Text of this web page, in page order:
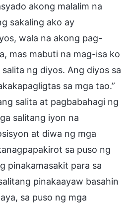
akong malalim na
sakaling ako ay
wala na akong pag-
mas mabuti na mag-isa ko
ng diyos. Ang diyos sa
sa mga tao.”
salita at pagbabahagi ng
salitang iyon na
at diwa ng mga
sa puso ng
pinakamasakit para sa
pinakaayaw basahin
sa puso ng mga